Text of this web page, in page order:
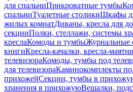
для спальниПрикроватные тумбы
спальниТуалетные столикиШкафы
жилых комнатДиваны, кресла для
секцииПолки, стеллажи, системы
креслаКомоды и тумбыЖурнальные
книгиКресла-качалки, кресла-
телевизораКомоды, тумбы под
для телевизораКаминокомплекты
прихожейСекции, тумбы в
хранения в прихожуюВешалки,